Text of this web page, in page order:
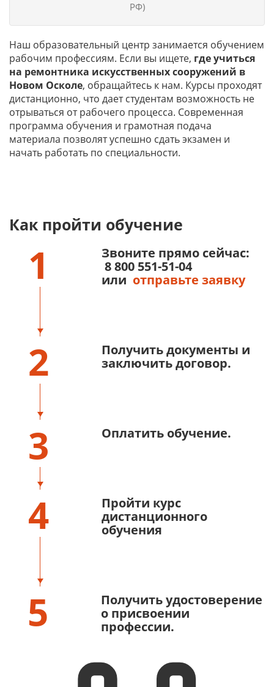
РФ)
Наш образовательный центр занимается обучением
рабочим профессиям. Если вы ищете, где учиться
на ремонтника искусственных сооружений в
Новом Осколе, обращайтесь к нам. Курсы проходят
дистанционно, что дает студентам возможность не
отрываться от рабочего процесса. Современная
программа обучения и грамотная подача
материала позволят успешно сдать экзамен и
начать работать по специальности.
Как пройти обучение
1
Звоните прямо сейчас:
8 800 551-51-04
или отправьте заявку
2
Получить документы и
заключить договор.
3 Оплатить обучение.
4
Пройти курс
дистанционного
обучения
5
Получить удостоверение
о присвоении
профессии.